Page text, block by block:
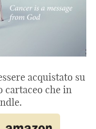
acquistato su
cartaceo che in